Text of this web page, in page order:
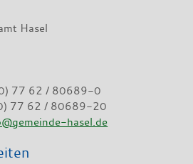
Hasel
77 62 / 80689-0
77 62 / 80689-20
hasel.de